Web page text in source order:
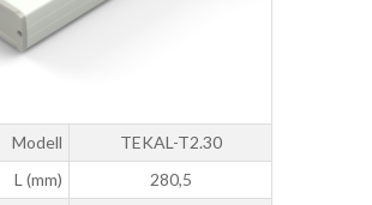
Modell
TEKAL-T2.30
L (mm)
280,5